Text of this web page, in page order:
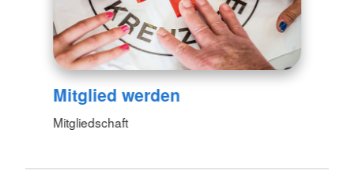
Mitglied werden
Mitgliedschaft